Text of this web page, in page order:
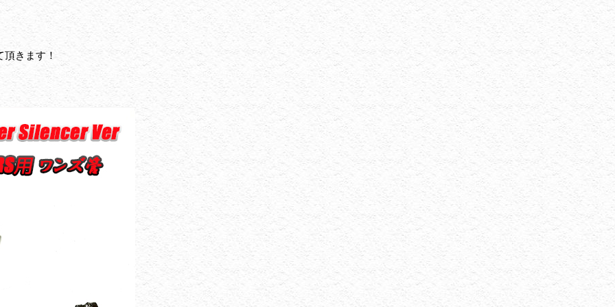
きます！